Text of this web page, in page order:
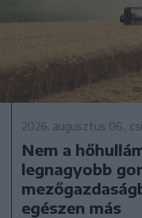
2026. augusztus 06.,
Nem a
legnagyobb
egészen más